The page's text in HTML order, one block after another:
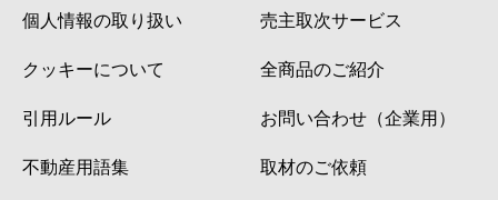
個人情報の取り扱い
クッキーについて
引用ルール
不動産用語集
売主取次サービス
全商品のご紹介
お問い合わせ（企業用）
取材のご依頼